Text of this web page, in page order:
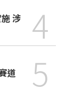
涉
4
道 5